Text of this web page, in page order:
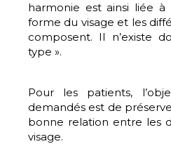
harmonie est ainsi liée
forme du visage et les
composent. Il n’existe
type ».
Pour les patients,
demandés est de
bonne relation entre les
visage.